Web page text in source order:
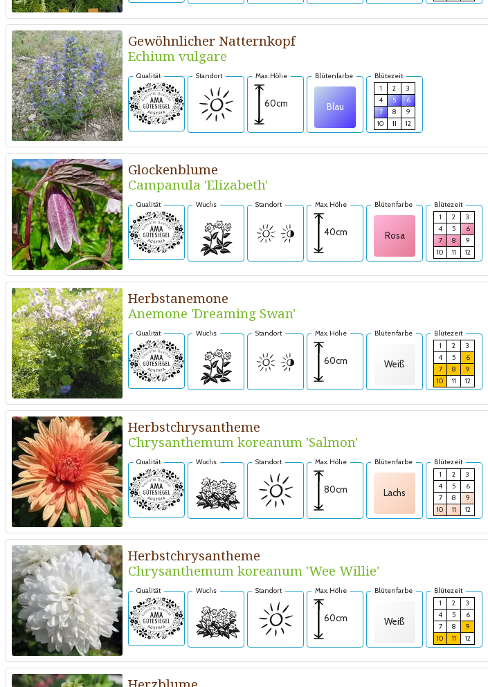
Gewöhnlicher Natternkopf
Echium vulgare
Qualität Standort Max. Höhe
60cm
Blütenfarbe
Blau
Blütezeit
1
2
3
4
5
6
7
8
9
10
11 12
Glockenblume
Campanula 'Elizabeth'
Qualität Wuchs Standort Max. Höhe
40cm
Blütenfarbe
Rosa
Blütezeit
1
2
3
4
5
6
7
8
9
10
11 12
Herbstanemone
Anemone 'Dreaming Swan'
Qualität Wuchs Standort Max. Höhe
60cm
Blütenfarbe
Weiß
Blütezeit
1
2
3
4
5
6
7
8
9
10
11 12
Herbstchrysantheme
Chrysanthemum koreanum 'Salmon'
Qualität Wuchs Standort Max. Höhe
80cm
Blütenfarbe
Lachs
Blütezeit
1
2
3
4
5
6
7
8
9
10
11 12
Herbstchrysantheme
Chrysanthemum koreanum 'Wee Willie'
Qualität Wuchs Standort Max. Höhe
60cm
Blütenfarbe
Weiß
Blütezeit
1
2
3
4
5
6
7
8
9
10
11 12